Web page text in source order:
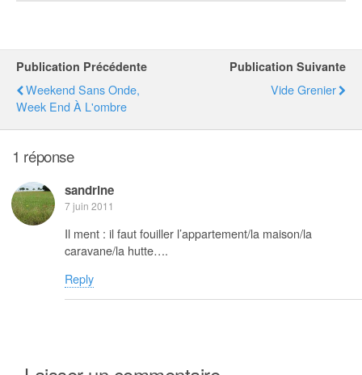
Publication Précédente
Weekend Sans Onde,
Week End À L'ombre
Publication Suivante
Vide Grenier
1 réponse
sandrine
7 juin 2011
Il ment : il faut fouiller l’appartement/la maison/la
caravane/la hutte….
Reply